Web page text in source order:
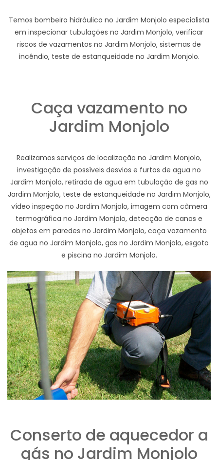
Temos bombeiro hidráulico no Jardim Monjolo especialista
em inspecionar tubulações no Jardim Monjolo, verificar
riscos de vazamentos no Jardim Monjolo, sistemas de
incêndio, teste de estanqueidade no Jardim Monjolo.
Caça vazamento no
Jardim Monjolo
Realizamos serviços de localização no Jardim Monjolo,
investigação de possíveis desvios e furtos de agua no
Jardim Monjolo, retirada de agua em tubulação de gas no
Jardim Monjolo, teste de estanqueidade no Jardim Monjolo,
vídeo inspeção no Jardim Monjolo, imagem com câmera
termográfica no Jardim Monjolo, detecção de canos e
objetos em paredes no Jardim Monjolo, caça vazamento
de agua no Jardim Monjolo, gas no Jardim Monjolo, esgoto
e piscina no Jardim Monjolo.
Conserto de aquecedor a
gás no Jardim Monjolo